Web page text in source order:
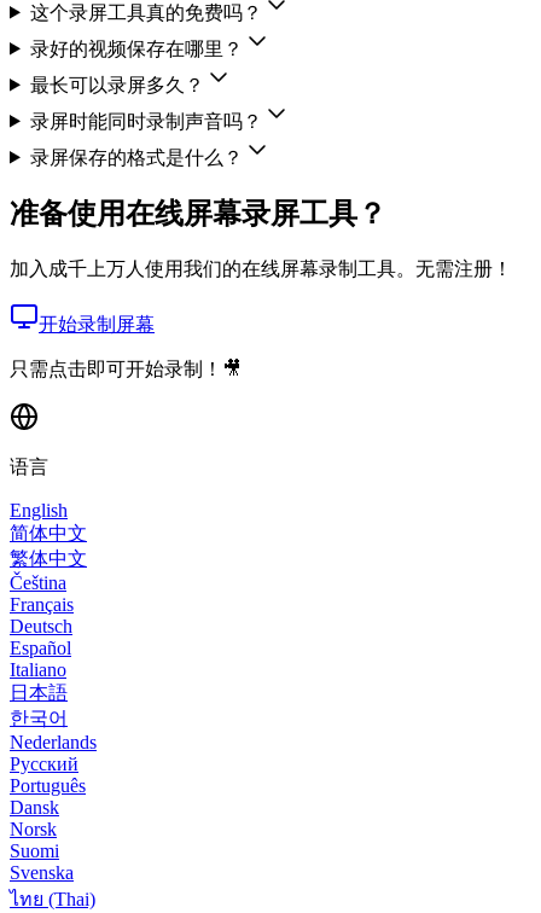
这个录屏工具真的免费吗？
录好的视频保存在哪里？
最长可以录屏多久？
录屏时能同时录制声音吗？
录屏保存的格式是什么？
准备使用在线屏幕录屏工具？
加入成千上万人使用我们的在线屏幕录制工具。无需注册！
开始录制屏幕
只需点击即可开始录制！🎥
语言
English
简体中文
繁体中文
Čeština
Français
Deutsch
Español
Italiano
日本語
한국어
Nederlands
Русский
Português
Dansk
Norsk
Suomi
Svenska
ไทย (Thai)